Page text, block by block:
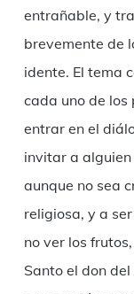
entrañable, y
brevemente de
idente. El tema
cada uno de los
entrar en el
invitar a alguien
aunque no sea
religiosa, y a
no ver los
Santo el don